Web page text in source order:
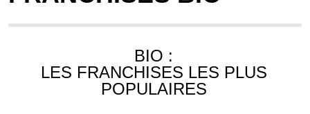
BIO :
LES FRANCHISES LES PLUS
POPULAIRES